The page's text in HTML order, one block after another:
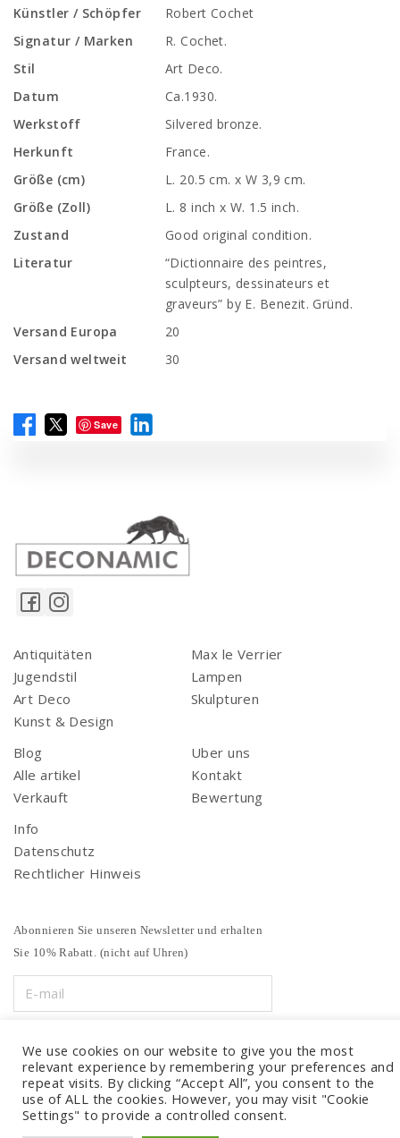
Künstler / Schöpfer
Robert Cochet
Signatur / Marken
R. Cochet.
Stil
Art Deco.
Datum
Ca.1930.
Werkstoff
Silvered bronze.
Herkunft
France.
Größe (cm)
L. 20.5 cm. x W 3,9 cm.
Größe (Zoll)
L. 8 inch x W. 1.5 inch.
Zustand
Good original condition.
Literatur
“Dictionnaire des peintres,
sculpteurs, dessinateurs et
graveurs” by E. Benezit. Gründ.
Versand Europa
20
Versand weltweit
30
Save
Antiquitäten
Jugendstil
Art Deco
Kunst & Design
Max le Verrier
Lampen
Skulpturen
Blog
Alle artikel
Verkauft
Uber uns
Kontakt
Bewertung
Info
Datenschutz
Rechtlicher Hinweis
Abonnieren Sie unseren Newsletter und erhalten
Sie 10% Rabatt. (nicht auf Uhren)
We use cookies on our website to give you the most
relevant experience by remembering your preferences and
repeat visits. By clicking “Accept All”, you consent to the
use of ALL the cookies. However, you may visit "Cookie
Settings" to provide a controlled consent.